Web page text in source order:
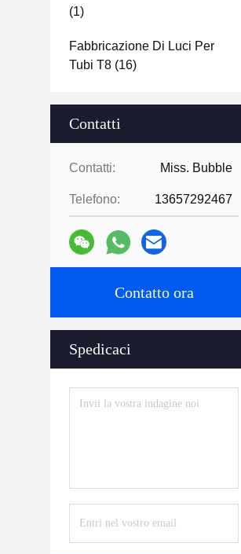
(1)
Fabbricazione Di Luci Per
Tubi T8 (16)
Contatti
Contatti: Miss. Bubble
Telefono: 13657292467
Contatto ora
Spedicaci